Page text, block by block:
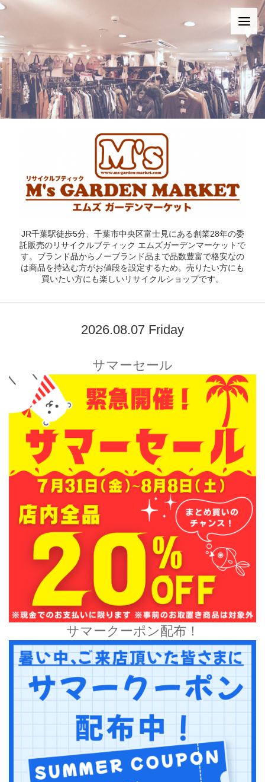
JR千葉駅徒歩5分、千葉市中央区富士見にある創業28年の委
託販売のリサイクルブティック エムズガーデンマーケットで
す。ブランド品からノーブランド品まで品数豊富で格安なの
は商品を持込む方がお値段を設定するため。売りたい方にも
買いたい方にも楽しいリサイクルショップです。
2026.08.07 Friday
サマーセール
サマークーポン配布！